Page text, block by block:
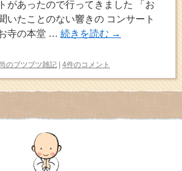
があったので行ってきました 「お
いたことのない響きの コンサート
寺の本堂 … 続きを読む →
のブツブツ雑記 | 4件のコメント